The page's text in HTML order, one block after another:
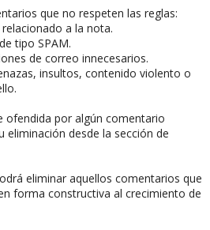
que no respeten las reglas:
a la nota.
tipo SPAM.
de correo innecesarios.
insultos, contenido violento o
ofendida por algún comentario
eliminación desde la sección de
eliminar aquellos comentarios que
forma constructiva al crecimiento de